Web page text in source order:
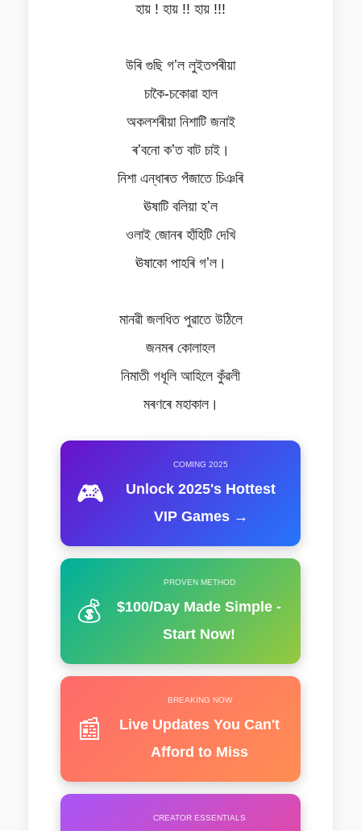
হায় ! হায় !! হায় !!!
উৰি গুছি গʼল লুইতপৰীয়া
চাকৈ-চকোৱা হাল
অকলশৰীয়া নিশাটি জনাই
ৰʼবনো কʼত বাট চাই।
নিশা এন্ধাৰত পঁজাতে চিঞৰি
ঊষাটি বলিয়া হʼল
ওলাই জোনৰ হাঁহিটি দেখি
ঊষাকো পাহৰি গʼল।
মানৱী জলধিত পুৱাতে উঠিলে
জনমৰ কোলাহল
নিমাতী গধূলি আহিলে কুঁৱলী
মৰণৰে মহাকাল।
🎮
COMING 2025
Unlock 2025's Hottest
VIP Games →
💰
PROVEN METHOD
$100/Day Made Simple -
Start Now!
📰
BREAKING NOW
Live Updates You Can't
Afford to Miss
CREATOR ESSENTIALS